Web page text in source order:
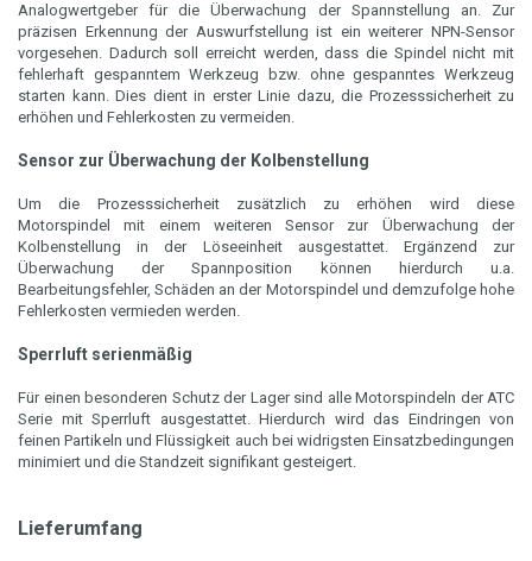
Analogwertgeber für die Überwachung der Spannstellung an. Zur
präzisen Erkennung der Auswurfstellung ist ein weiterer NPN-Sensor
vorgesehen. Dadurch soll erreicht werden, dass die Spindel nicht mit
fehlerhaft gespanntem Werkzeug bzw. ohne gespanntes Werkzeug
starten kann. Dies dient in erster Linie dazu, die Prozesssicherheit zu
erhöhen und Fehlerkosten zu vermeiden.
Sensor zur Überwachung der Kolbenstellung
Um die Prozesssicherheit zusätzlich zu erhöhen wird diese
Motorspindel mit einem weiteren Sensor zur Überwachung der
Kolbenstellung in der Löseeinheit ausgestattet. Ergänzend zur
Überwachung der Spannposition können hierdurch u.a.
Bearbeitungsfehler, Schäden an der Motorspindel und demzufolge hohe
Fehlerkosten vermieden werden.
Sperrluft serienmäßig
Für einen besonderen Schutz der Lager sind alle Motorspindeln der ATC
Serie mit Sperrluft ausgestattet. Hierdurch wird das Eindringen von
feinen Partikeln und Flüssigkeit auch bei widrigsten Einsatzbedingungen
minimiert und die Standzeit signifikant gesteigert.
Lieferumfang